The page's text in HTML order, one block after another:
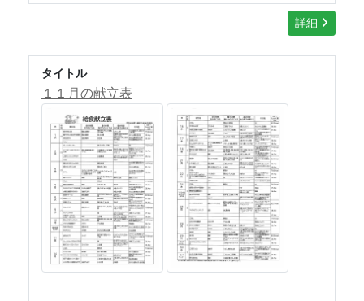
詳細
タイトル
１１月の献立表